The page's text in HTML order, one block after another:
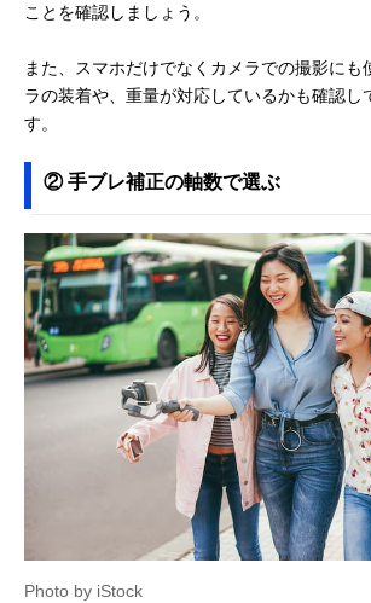
ことを確認しましょう。
また、スマホだけでなくカメラでの撮影にも
ラの装着や、重量が対応しているかも確認し
す。
② 手ブレ補正の軸数で選ぶ
Photo by iStock